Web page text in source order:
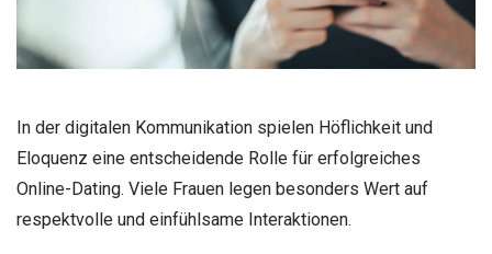
In der digitalen Kommunikation spielen Höflichkeit und
Eloquenz eine entscheidende Rolle für erfolgreiches
Online-Dating. Viele Frauen legen besonders Wert auf
respektvolle und einfühlsame Interaktionen.